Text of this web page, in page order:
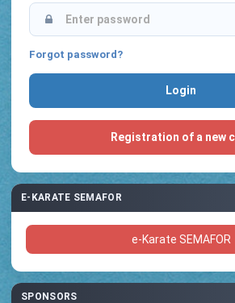
Forgot password?
Registration of a new
E-KARATE SEMAFOR
e-Karate SEMAFOR
SPONSORS